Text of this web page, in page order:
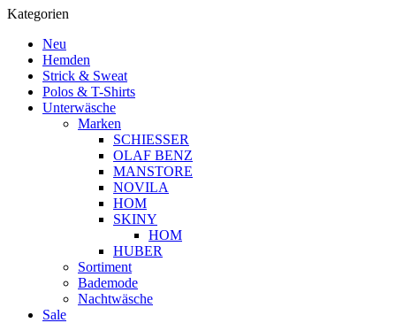
Kategorien
Neu
Hemden
Strick & Sweat
Polos & T-Shirts
Unterwäsche
Marken
SCHIESSER
OLAF BENZ
MANSTORE
NOVILA
HOM
SKINY
HOM
HUBER
Sortiment
Bademode
Nachtwäsche
Sale